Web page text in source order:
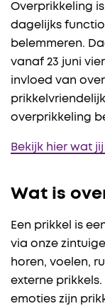
Overprikkeling
dagelijks
belemmeren.
vanaf 23 juni
invloed van
overprikkeling
Bekijk hier wat
Wat is
Een prikkel is
via onze
horen, voelen,
externe
emoties zijn